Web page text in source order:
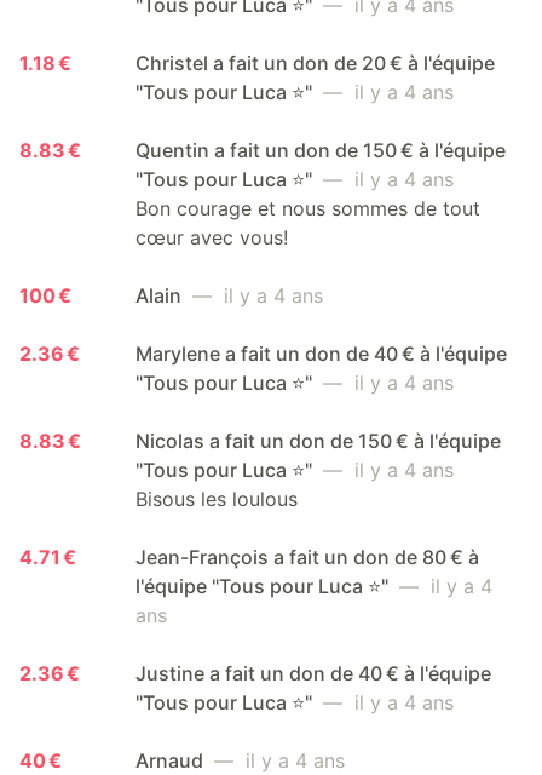
1.18 €
Christel a fait un don de 20 € à l'équipe
"Tous pour Luca ⭐️" — il y a 4 ans
8.83 €
Quentin a fait un don de 150 € à l'équipe
"Tous pour Luca ⭐️" — il y a 4 ans
Bon courage et nous sommes de tout
cœur avec vous!
100 € Alain — il y a 4 ans
2.36 €
Marylene a fait un don de 40 € à l'équipe
"Tous pour Luca ⭐️" — il y a 4 ans
8.83 €
Nicolas a fait un don de 150 € à l'équipe
"Tous pour Luca ⭐️" — il y a 4 ans
Bisous les loulous
4.71 €
Jean-François a fait un don de 80 € à
l'équipe "Tous pour Luca ⭐️" — il y a 4
ans
2.36 €
Justine a fait un don de 40 € à l'équipe
"Tous pour Luca ⭐️" — il y a 4 ans
40 € Arnaud — il y a 4 ans